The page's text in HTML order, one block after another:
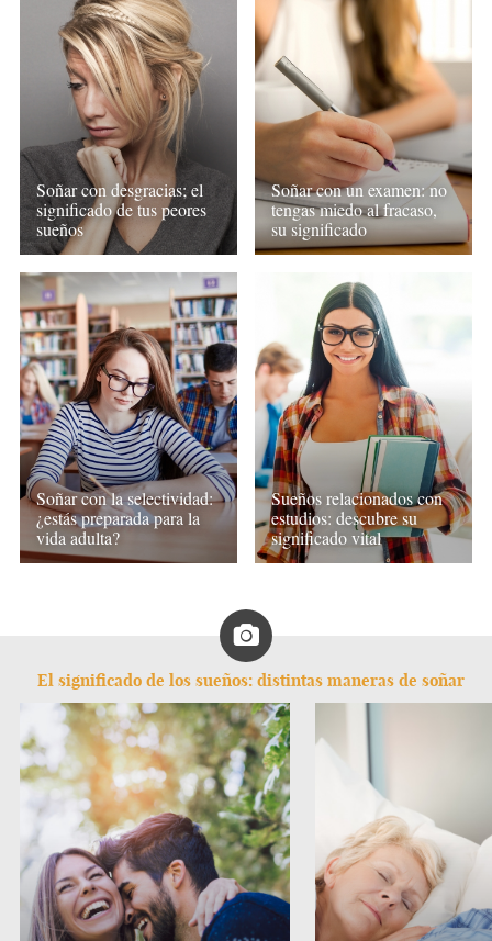
Soñar con desgracias; el
significado de tus peores
sueños
Soñar con un examen: no
tengas miedo al fracaso,
su significado
Soñar con la selectividad:
¿estás preparada para la
vida adulta?
Sueños relacionados con
estudios: descubre su
significado vital
El significado de los sueños: distintas maneras de soñar